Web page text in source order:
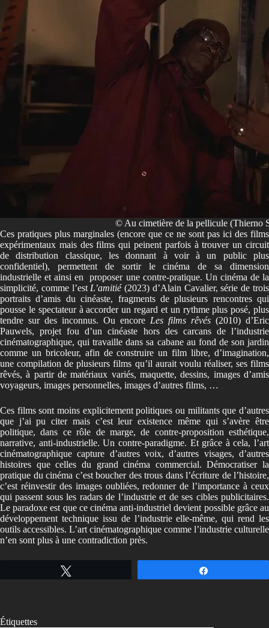
© Au cimetière de la pellicule (Thierno
Ces pratiques plus marginales (encore que ce ne sont pas ici des films
expérimentaux mais des films qui peinent parfois à trouver un circuit
de distribution classique, les donnant à voir à un public plus
confidentiel), permettent de sortir le cinéma de sa dimension
industrielle et ainsi en proposer une contre-pratique. Un cinéma de la
simplicité, comme l’est L’amitié(2023) d’Alain Cavalier, série de trois
portraits d’amis du cinéaste, fragments de plusieurs rencontres qui
pousse le spectateur à accorder un regard et un rythme plus posé, plus
tendre sur des inconnus. Ou encore Les films rêvés (2010) d’Eric
Pauwels, projet fou d’un cinéaste hors des carcans de l’industrie
cinématographique, qui travaille dans sa cabane au fond de son jardin
comme un bricoleur, afin de construire un film libre, d’imagination,
une compilation de plusieurs films qu’il aurait voulu réaliser, ses films
rêvés, à partir de matériaux variés, maquette, dessins, images d’amis
voyageurs, images personnelles, images d’autres films, …
Ces films sont moins explicitement politiques ou militants que d’autres
que j’ai pu citer mais c’est leur existence même qui s’avère être
politique, dans ce rôle de marge, de contre-proposition esthétique,
narrative, anti-industrielle. Un contre-paradigme. Et grâce à cela, l’art
cinématographique capture d’autres voix, d’autres visages, d’autres
histoires que celles du grand cinéma commercial. Démocratiser la
pratique du cinéma c’est boucher des trous dans l’écriture de l’histoire,
c’est réinvestir des images oubliées, redonner de l’importance à ceux
qui passent sous les radars de l’industrie et de ses cibles publicitaires.
Le paradoxe est que ce cinéma anti-industriel devient possible grâce au
développement technique issu de l’industrie elle-même, qui rend les
outils accessibles. L’art cinématographique comme l’industrie culturelle
n’en sont plus à une contradiction près.
Étiquettes